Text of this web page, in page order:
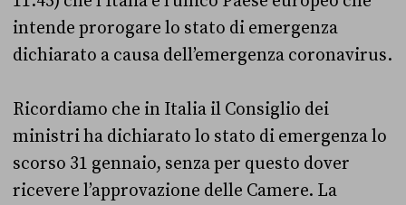
intende prorogare lo stato di emergenza
dichiarato a causa dell’emergenza coronavirus.
Ricordiamo che in Italia il Consiglio dei
ministri ha dichiarato lo stato di emergenza lo
scorso 31 gennaio, senza per questo dover
ricevere l’approvazione delle Camere. La